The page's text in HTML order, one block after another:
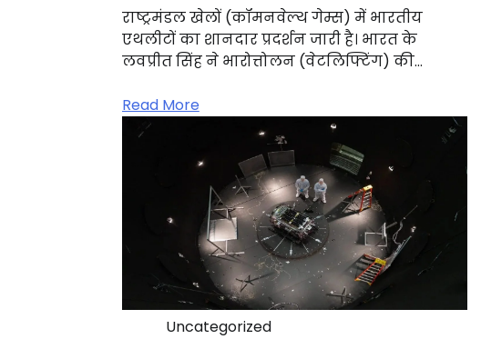
राष्ट्रमंडल खेलों (कॉमनवेल्थ गेम्स) में भारतीय
एथलीटों का शानदार प्रदर्शन जारी है। भारत के
लवप्रीत सिंह ने भारोत्तोलन (वेटलिफ्टिंग) की…
Read More
Uncategorized